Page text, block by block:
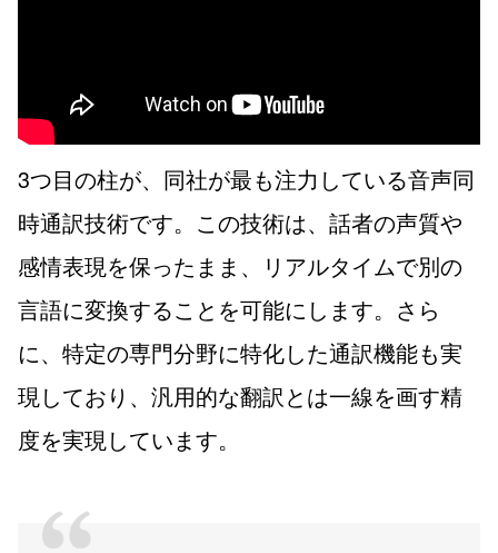
3つ目の柱が、同社が最も注力している音声同
時通訳技術です。この技術は、話者の声質や
感情表現を保ったまま、リアルタイムで別の
言語に変換することを可能にします。さら
に、特定の専門分野に特化した通訳機能も実
現しており、汎用的な翻訳とは一線を画す精
度を実現しています。